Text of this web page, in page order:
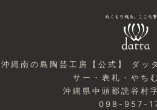
沖縄南の島陶芸工房【公式】 ダ
サー・表札・やち
沖縄県中頭郡読谷
098-957-